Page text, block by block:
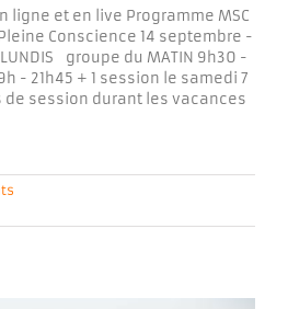
ligne et en live Programme MSC
Conscience 14 septembre -
groupe du MATIN 9h30 -
- 21h45 + 1 session le samedi 7
de session durant les vacances